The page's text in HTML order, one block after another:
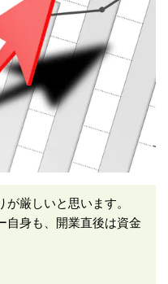
厳しいと思います。
身も、開業直後は資金